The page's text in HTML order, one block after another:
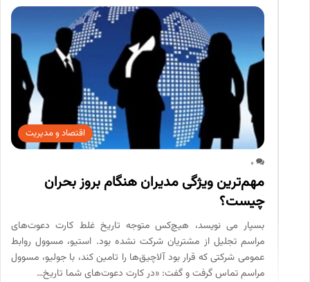
اقتصاد و مدیریت
0
مهم‌ترین ویژگی مدیران هنگام بروز بحران
چیست؟
بسپار می نویسد، هیچ‌کس متوجه تاریخ غلط کارت دعوت‌های
مراسم تجلیل از مشتریان شرکت نشده بود. استیو، مسوول روابط
عمومی شرکتی که قرار بود آلاچیق‌ها را تامین کند، با جولیو، مسوول
مراسم تماس گرفت و گفت: «در کارت دعوت‌های شما تاریخ…